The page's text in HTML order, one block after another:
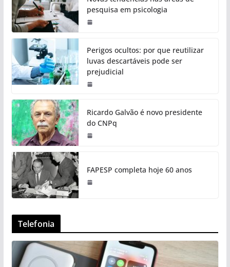
pesquisa em psicologia
Perigos ocultos: por que reutilizar
luvas descartáveis pode ser
prejudicial
Ricardo Galvão é novo presidente
do CNPq
FAPESP completa hoje 60 anos
Telefonia